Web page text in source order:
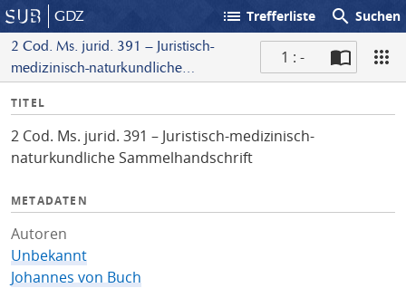
GDZ list Trefferliste search Suchen
2 Cod. Ms. jurid. 391 – Juristisch-
medizinisch-naturkundliche
1 : -
I
f
o
TITEL
2 Cod. Ms. jurid. 391 – Juristisch-medizinisch-
naturkundliche Sammelhandschrift
METADATEN
Autoren
Unbekannt
Johannes von Buch